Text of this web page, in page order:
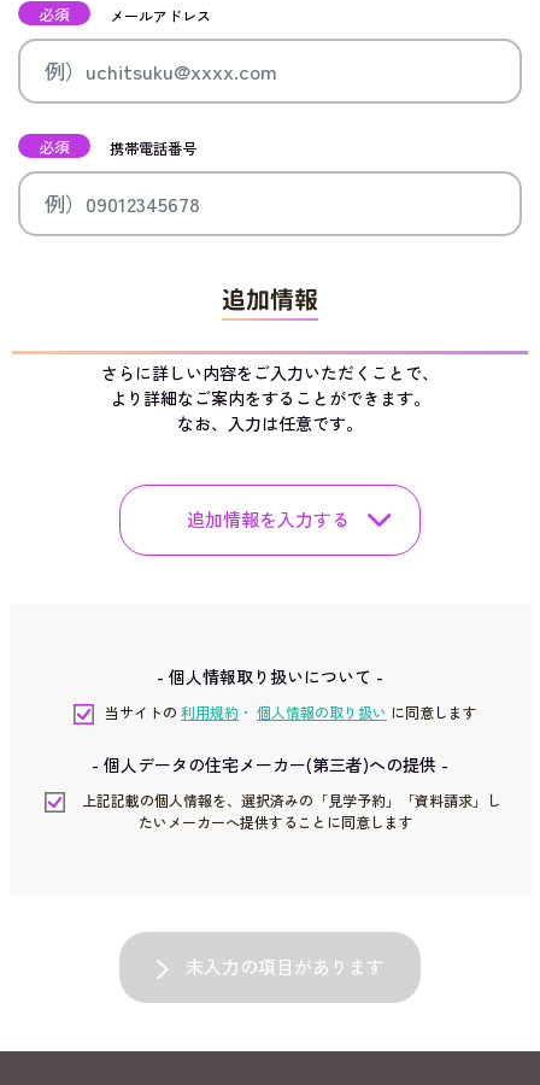
必須 メールアドレス
必須 携帯電話番号
追加情報
さらに詳しい内容をご入力いただくことで、
より詳細なご案内をすることができます。
なお、入力は任意です。
追加情報を入力する
- 個人情報取り扱いについて -
当サイトの 利用規約 ・ 個人情報の取り扱い に同意します
- 個人データの住宅メーカー(第三者)への提供 -
上記記載の個人情報を、選択済みの「見学予約」「資料請求」し
たいメーカーへ提供することに同意します
未入力の項目があります